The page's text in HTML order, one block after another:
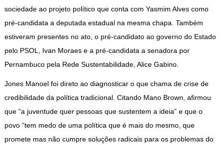
sociedade ao projeto político que conta com Yasmim Alves como
pré-candidata a deputada estadual na mesma chapa. Também
estiveram presentes no ato, o pré-candidato ao governo do Estado
pelo PSOL, Ivan Moraes e a pré-candidata a senadora por
Pernambuco pela Rede Sustentabilidade, Alice Gabino.
Jones Manoel foi direto ao diagnosticar o que chama de crise de
credibilidade da política tradicional. Citando Mano Brown, afirmou
que “a juventude quer pessoas que sustentem a ideia” e que o
povo “tem medo de uma política que é mais do mesmo, que
promete mas não cumpre soluções radicais para os problemas do